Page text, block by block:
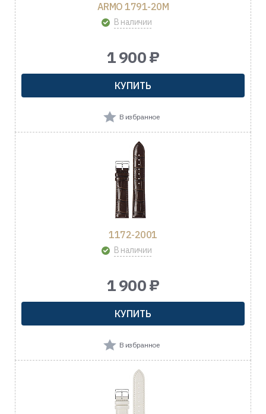
ARMO 1791-20M
В наличии
1 900 ₽
КУПИТЬ
В избранное
1172-2001
В наличии
1 900 ₽
КУПИТЬ
В избранное